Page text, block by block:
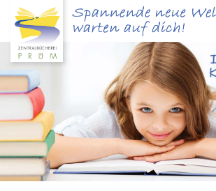
www.buecherei-pruem.de
Medienangebot & Recherche
Ausleihe
Service